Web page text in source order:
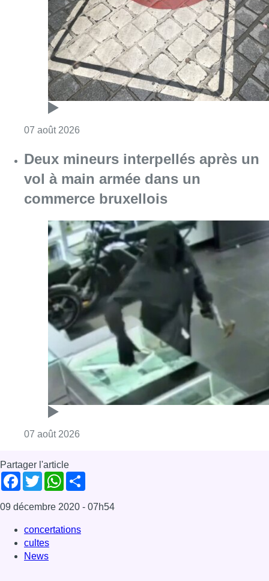
07 août 2026
Deux mineurs interpellés après un
vol à main armée dans un
commerce bruxellois
07 août 2026
Partager l'article
Facebook
TwitterWhatsApp
09 décembre 2020 - 07h54
concertations
cultes
News